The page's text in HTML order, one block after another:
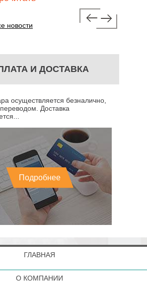
новости
И ДОСТАВКА
осуществляется безналично,
Доставка
Подробнее
ГЛАВНАЯ
О КОМПАНИИ